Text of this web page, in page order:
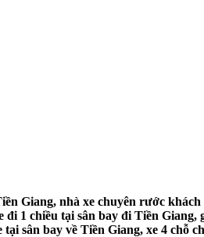
Giang, nhà xe chuyên rước
1 chiều tại sân bay đi Tiền
sân bay về Tiền Giang, xe 4 chỗ